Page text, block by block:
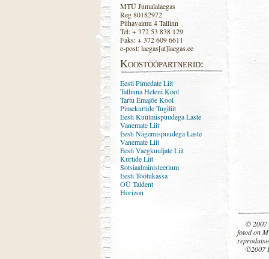
MTÜ Jumalalaegas
Reg 80182972
Pühavaimu 4 Tallinn
Tel: + 372 53 838 129
Faks: + 372 609 6611
e-post: laegas[at]laegas.ee
Koostööpartnerid:
Eesti Pimedate Liit
Tallinna Heleni Kool
Tartu Emajõe Kool
Pimekurtide Tugiliit
Eesti Kuulmispuudega Laste
Vanemate Liit
Eesti Nägemispuudega Laste
Vanemate Liit
Eesti Vaegkuuljate Liit
Kurtide Liit
Sotsiaalministeerium
Eesti Töötukassa
OÜ Taldent
Horizon
© 2007
fotod on
©2007